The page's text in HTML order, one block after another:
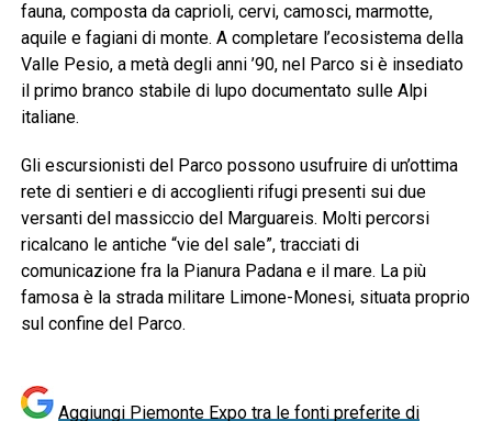
fauna, composta da caprioli, cervi, camosci, marmotte,
aquile e fagiani di monte. A completare l’ecosistema della
Valle Pesio, a metà degli anni ’90, nel Parco si è insediato
il primo branco stabile di lupo documentato sulle Alpi
italiane.
Gli escursionisti del Parco possono usufruire di un’ottima
rete di sentieri e di accoglienti rifugi presenti sui due
versanti del massiccio del Marguareis. Molti percorsi
ricalcano le antiche “vie del sale”, tracciati di
comunicazione fra la Pianura Padana e il mare. La più
famosa è la strada militare Limone-Monesi, situata proprio
sul confine del Parco.
Aggiungi Piemonte Expo tra le fonti preferite di